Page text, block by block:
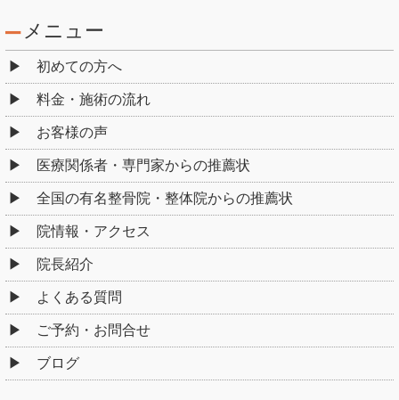
メニュー
初めての方へ
料金・施術の流れ
お客様の声
医療関係者・専門家からの推薦状
全国の有名整骨院・整体院からの推薦状
院情報・アクセス
院長紹介
よくある質問
ご予約・お問合せ
ブログ